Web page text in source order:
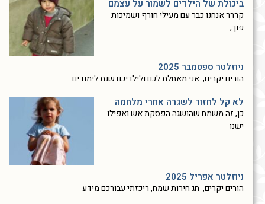
ביכולת של הילדים לשמור על עצמם
קררר אנחנו כבר עם מעילי חורף ושמיכות
פוך,
ניוזלטר ספטמבר 2025
הורים יקרים, אני מאחלת לכם ולילדיכם שנת לימודים
לא קל לחזור לשגרה אחרי מלחמה
כן, זה משמח שהושגה הפסקת אש ואפילו
ישנו
ניוזלטר אפריל 2025
הורים יקרים, חג חירות שמח, ריכזתי עבורכם מידע